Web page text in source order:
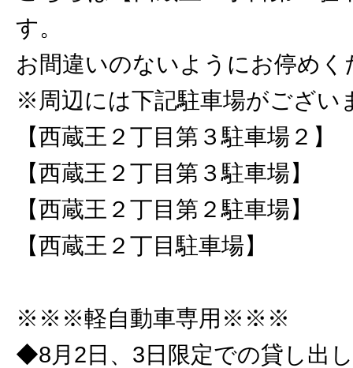
す。
お間違いのないようにお停めく
※周辺には下記駐車場がござい
【西蔵王２丁目第３駐車場２】
【西蔵王２丁目第３駐車場】
【西蔵王２丁目第２駐車場】
【西蔵王２丁目駐車場】
※※※軽自動車専用※※※
◆8月2日、3日限定での貸し出